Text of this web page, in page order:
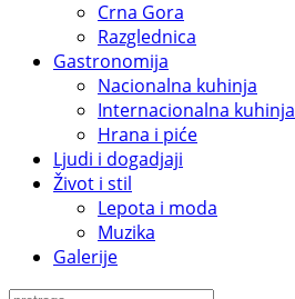
Crna Gora
Razglednica
Gastronomija
Nacionalna kuhinja
Internacionalna kuhinja
Hrana i piće
Ljudi i dogadjaji
Život i stil
Lepota i moda
Muzika
Galerije